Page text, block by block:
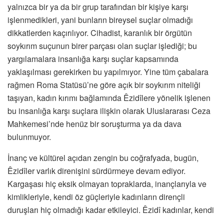
yalnızca bir ya da bir grup tarafından bir kişiye karşı
işlenmedikleri, yani bunların bireysel suçlar olmadığı
dikkatlerden kaçırılıyor. Cihadist, karanlık bir örgütün
soykırım suçunun birer parçası olan suçlar işlediği; bu
yargılamalara insanlığa karşı suçlar kapsamında
yaklaşılması gerekirken bu yapılmıyor. Yine tüm çabalara
rağmen Roma Statüsü’ne göre açık bir soykırım niteliği
taşıyan, kadın kırımı bağlamında Êzidîlere yönelik işlenen
bu insanlığa karşı suçlara ilişkin olarak Uluslararası Ceza
Mahkemesi’nde henüz bir soruşturma ya da dava
bulunmuyor.
İnanç ve kültürel açıdan zengin bu coğrafyada, bugün,
Êzidîler varlık direnişini sürdürmeye devam ediyor.
Kargaşası hiç eksik olmayan topraklarda, inançlarıyla ve
kimlikleriyle, kendi öz güçleriyle kadınların dirençli
duruşları hiç olmadığı kadar etkileyici. Êzidî kadınlar, kendi